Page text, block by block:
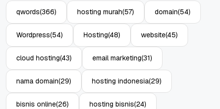
qwords(366) hosting murah(57) domain(54)
Wordpress(54) Hosting(48) website(45)
cloud hosting(43) email marketing(31)
nama domain(29) hosting indonesia(29)
bisnis online(26) hosting bisnis(24)